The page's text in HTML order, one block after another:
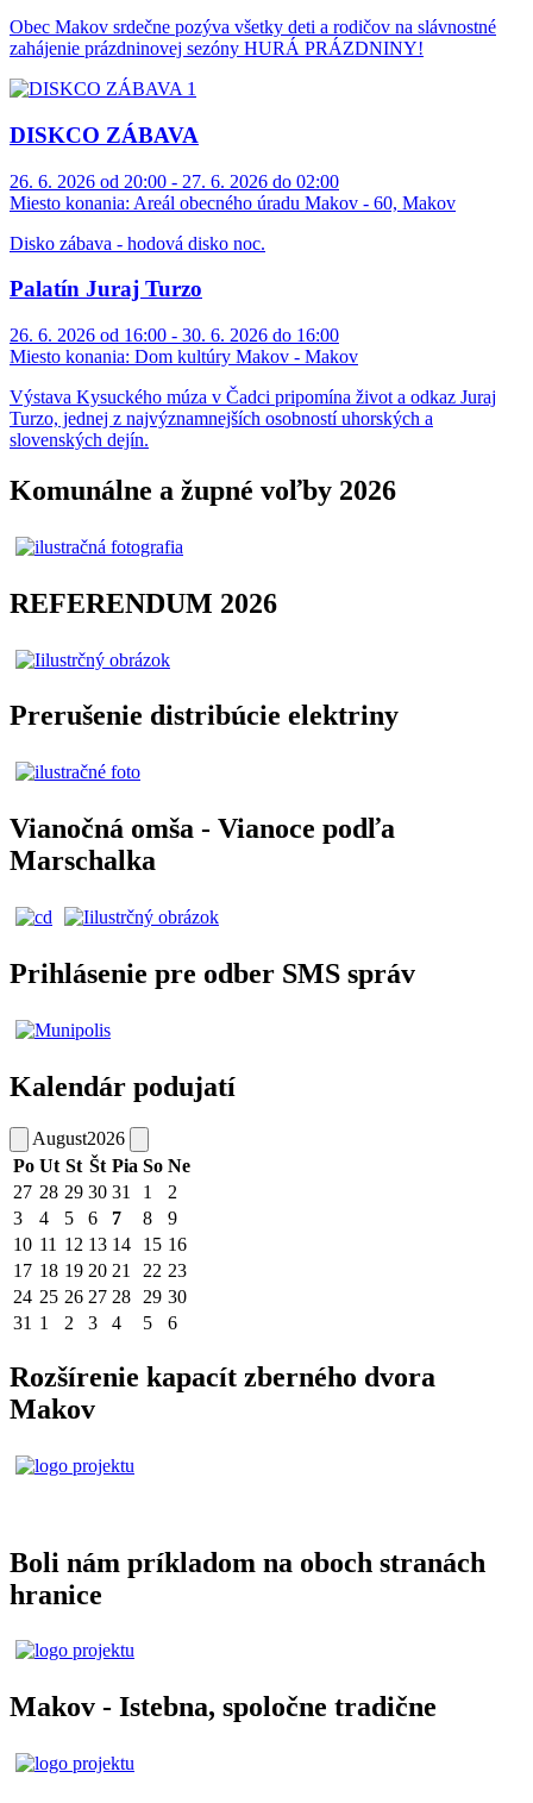
Obec Makov srdečne pozýva všetky deti a rodičov na slávnostné
zahájenie prázdninovej sezóny HURÁ PRÁZDNINY!
DISKCO ZÁBAVA
26. 6. 2026 od 20:00 - 27. 6. 2026 do 02:00
Miesto konania: Areál obecného úradu Makov - 60, Makov
Disko zábava - hodová disko noc.
Palatín Juraj Turzo
26. 6. 2026 od 16:00 - 30. 6. 2026 do 16:00
Miesto konania: Dom kultúry Makov - Makov
Výstava Kysuckého múza v Čadci pripomína život a odkaz Juraj
Turzo, jednej z najvýznamnejších osobností uhorských a
slovenských dejín.
Komunálne a župné voľby 2026
REFERENDUM 2026
Prerušenie distribúcie elektriny
Vianočná omša - Vianoce podľa
Marschalka
Prihlásenie pre odber SMS správ
Kalendár podujatí
August2026
Po Ut St Št Pia So Ne
27 28 29 30 31 1
2
3
4 5 6 7 8
9
10 11 12 13 14 15 16
17 18 19 20 21 22 23
24 25 26 27 28 29 30
31 1 2 3 4 5 6
Rozšírenie kapacít zberného dvora
Makov
Boli nám príkladom na oboch stranách
hranice
Makov - Istebna, spoločne tradične